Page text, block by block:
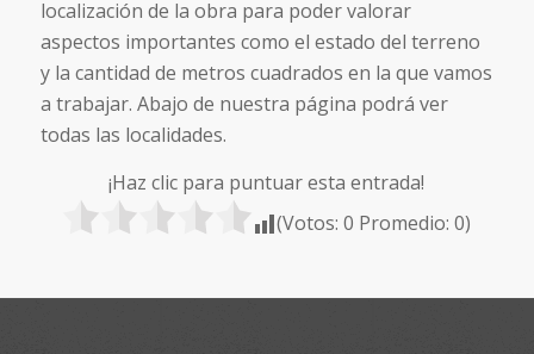
localización de la obra para poder valorar
aspectos importantes como el estado del terreno
y la cantidad de metros cuadrados en la que vamos
a trabajar. Abajo de nuestra página podrá ver
todas las localidades.
¡Haz clic para puntuar esta entrada!
(Votos:0 Promedio:0)